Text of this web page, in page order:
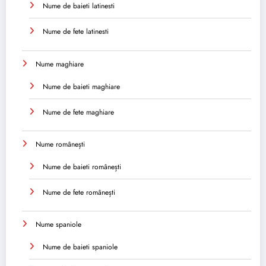
Nume de baieti latinesti
Nume de fete latinesti
Nume maghiare
Nume de baieti maghiare
Nume de fete maghiare
Nume românești
Nume de baieti românești
Nume de fete românești
Nume spaniole
Nume de baieti spaniole